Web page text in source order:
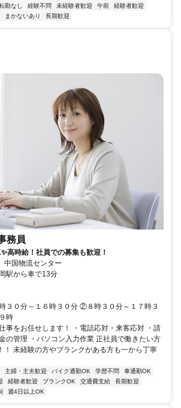
勤なし 経験不問 未経験者歓迎 午前
経験者歓迎
まかないあり 長期歓迎
務員
高時給！社員での募集も歓迎！
国物流センター
駅から車で13分
３０分～１６時３０分 ②８時３０分～１７時３
時
事をお任せします！ ・電話応対・来客応対 ・請
の管理 ・パソコン入力作業 正社員で働きたい方
！ 未経験の方やブランクがある方も一から丁寧
主婦・主夫歓迎 バイク通勤OK 学歴不問
車通勤OK
経験者歓迎 ブランクOK 交通費支給
長期歓迎
週4日以上OK